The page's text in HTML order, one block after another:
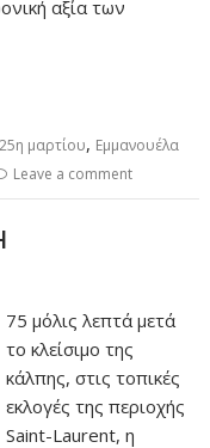
αξία των
25η μαρτίου, Εμμανουέλα
Leave a comment
75 μόλις λεπτά μετά
το κλείσιμο της
κάλπης, στις τοπικές
εκλογές της περιοχής
Saint-Laurent, η